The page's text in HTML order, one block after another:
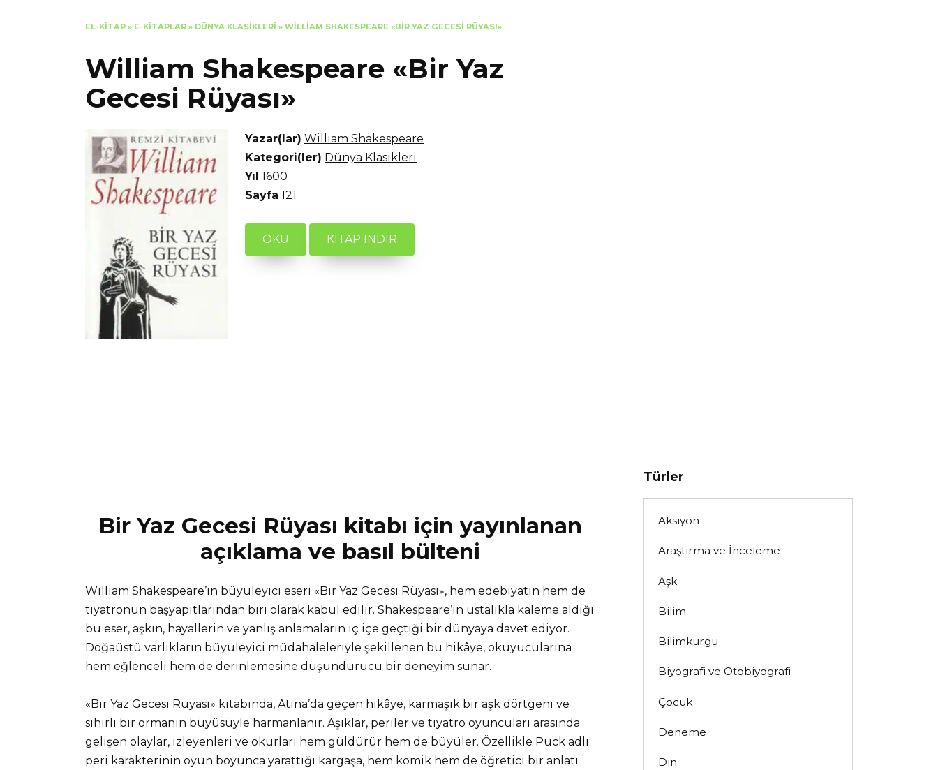
EL-KITAP » E-KITAPLAR » DÜNYA KLASIKLERI » WILLIAM SHAKESPEARE «BIR YAZ GECESI RÜYASI»
William Shakespeare «Bir Yaz
Gecesi Rüyası»
Yazar(lar) William Shakespeare
Kategori(ler) Dünya Klasikleri
Yıl 1600
Sayfa 121
OKU KITAP INDIR
Bir Yaz Gecesi Rüyası kitabı için yayınlanan
açıklama ve basıl bülteni
William Shakespeare’in büyüleyici eseri «Bir Yaz Gecesi Rüyası», hem edebiyatın hem de
tiyatronun başyapıtlarından biri olarak kabul edilir. Shakespeare’in ustalıkla kaleme aldığı
bu eser, aşkın, hayallerin ve yanlış anlamaların iç içe geçtiği bir dünyaya davet ediyor.
Doğaüstü varlıkların büyüleyici müdahaleleriyle şekillenen bu hikâye, okuyucularına
hem eğlenceli hem de derinlemesine düşündürücü bir deneyim sunar.
«Bir Yaz Gecesi Rüyası» kitabında, Atina’da geçen hikâye, karmaşık bir aşk dörtgeni ve
sihirli bir ormanın büyüsüyle harmanlanır. Aşıklar, periler ve tiyatro oyuncuları arasında
gelişen olaylar, izleyenleri ve okurları hem güldürür hem de büyüler. Özellikle Puck adlı
peri karakterinin oyun boyunca yarattığı kargaşa, hem komik hem de öğretici bir anlatı
Türler
Aksiyon
Araştırma ve İnceleme
Aşk
Bilim
Bilimkurgu
Biyografi ve Otobiyografi
Çocuk
Deneme
Din